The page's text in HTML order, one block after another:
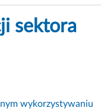
sektora
wykorzystywaniu